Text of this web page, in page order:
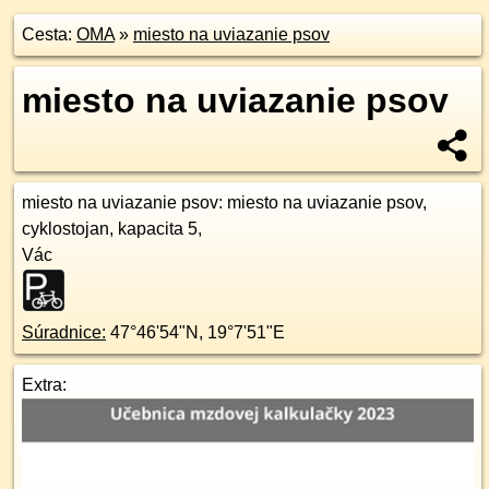
Cesta: OMA» miesto na uviazanie psov
miesto na uviazanie psov
miesto na uviazanie psov: miesto na uviazanie psov,
cyklostojan, kapacita 5,
Vác
Súradnice: 47°46'54"N , 19°7'51"E
Extra: